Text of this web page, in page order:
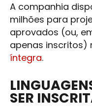
A companhia
milhões para
aprovados (ou,
apenas inscritos)
íntegra.
SER